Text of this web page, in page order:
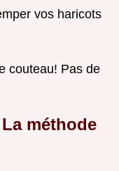
vos haricots
couteau! Pas de
méthode